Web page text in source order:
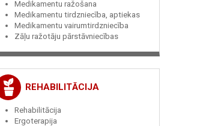
Medikamentu ražošana
Medikamentu tirdzniecība, aptiekas
Medikamentu vairumtirdzniecība
Zāļu ražotāju pārstāvniecības
REHABILITĀCIJA
Rehabilitācija
Ergoterapija